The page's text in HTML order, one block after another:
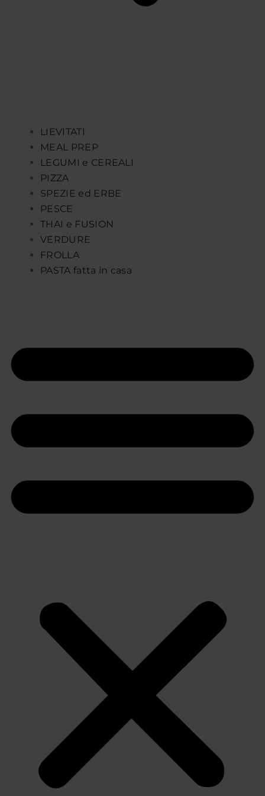
LIEVITATI
MEAL PREP
LEGUMI e CEREALI
PIZZA
SPEZIE ed ERBE
PESCE
THAI e FUSION
VERDURE
FROLLA
PASTA fatta in casa